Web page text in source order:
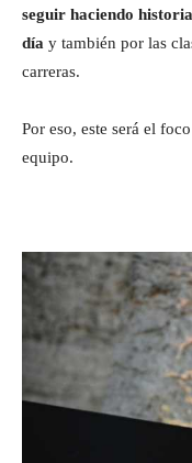
seguir haciendo
día y también por las
carreras.
Por eso, este será el
equipo.